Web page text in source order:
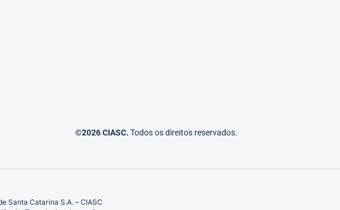
©2026 CIASC. Todos os direitos reservados.
Santa Catarina S.A. – CIASC